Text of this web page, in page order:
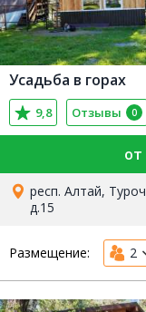
Усадьба в горах
9,8 Отзывы 0
от
респ. Алтай,
д.15
Размещение: 2